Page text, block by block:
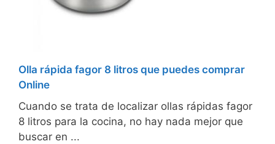
Olla rápida fagor 8 litros que puedes comprar
Online
Cuando se trata de localizar ollas rápidas fagor
8 litros para la cocina, no hay nada mejor que
buscar en ...